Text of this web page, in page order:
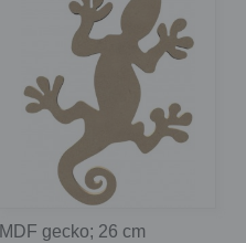
MDF gecko; 26 cm